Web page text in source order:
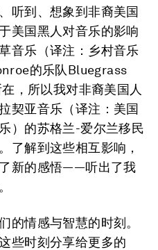
听到、想象到非裔美国
美国黑人对音乐的影响
音乐（译注：乡村音乐
的乐队Bluegrass
，所以我对非裔美国人
契亚音乐（译注：美国
）的苏格兰-爱尔兰移民
了解到这些相互影响，
新的感悟——听出了我
的情感与智慧的时刻。
些时刻分享给更多的